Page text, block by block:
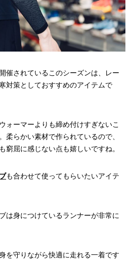
催されているこのシーズンは、レー
対策としておすすめのアイテムで
ォーマーよりも締め付けすぎないこ
柔らかい素材で作られているので、
窮屈に感じない点も嬉しいですね。
も合わせて使ってもらいたいアイテ
は身につけているランナーが非常に
を守りながら快適に走れる一着です